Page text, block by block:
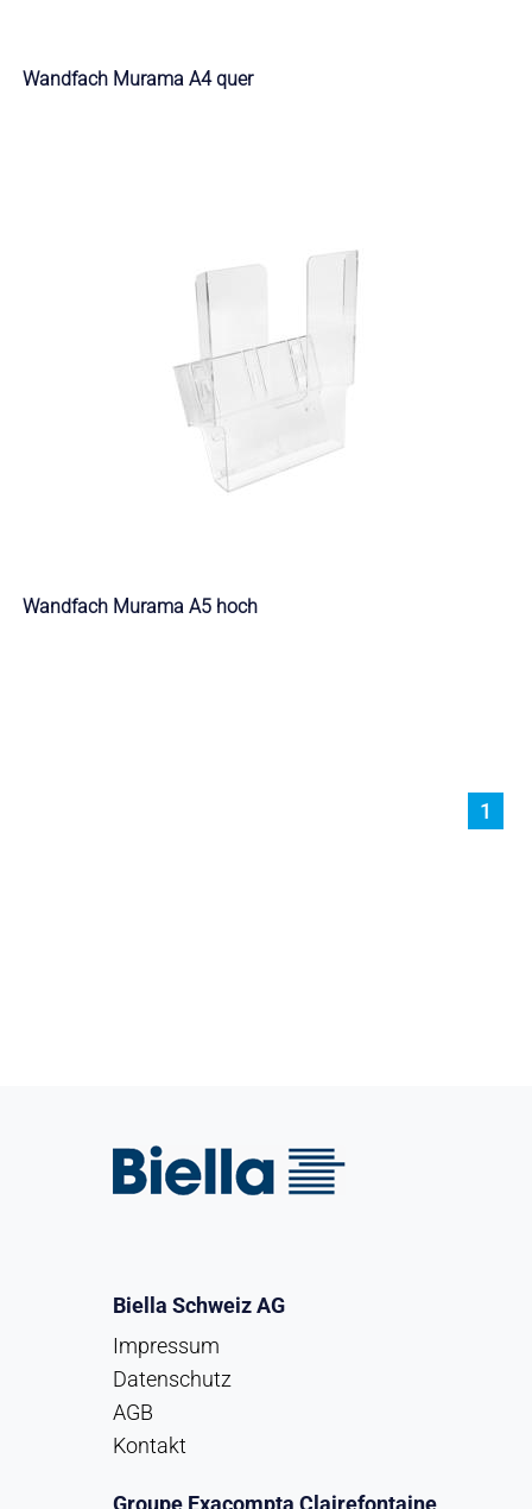
Wandfach Murama A4 quer
Wandfach Murama A5 hoch
1
Biella Schweiz AG
Impressum
Datenschutz
AGB
Kontakt
Groupe Exacompta Clairefontaine